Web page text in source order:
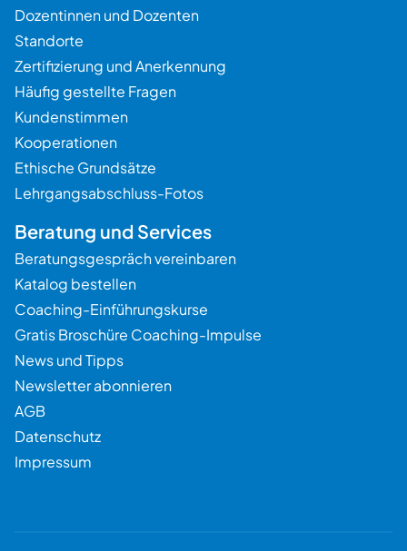
Dozentinnen und Dozenten
Standorte
Zertifizierung und Anerkennung
Häufig gestellte Fragen
Kundenstimmen
Kooperationen
Ethische Grundsätze
Lehrgangsabschluss-Fotos
Beratung und Services
Beratungsgespräch vereinbaren
Katalog bestellen
Coaching-Einführungskurse
Gratis Broschüre Coaching-Impulse
News und Tipps
Newsletter abonnieren
AGB
Datenschutz
Impressum